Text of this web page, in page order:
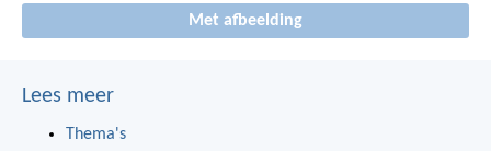
Met afbeelding
Lees meer
Thema's